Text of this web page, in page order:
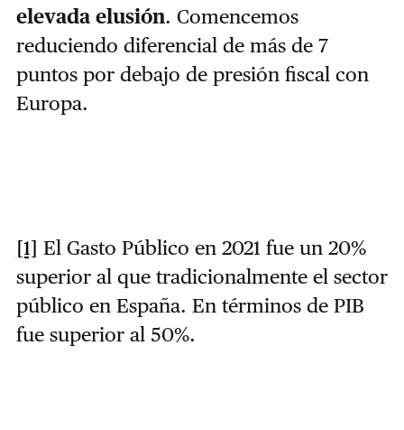
elevada elusión. Comencemos
reduciendo diferencial de más de 7
puntos por debajo de presión fiscal con
Europa.
[1] El Gasto Público en 2021 fue un 20%
superior al que tradicionalmente el sector
público en España. En términos de PIB
fue superior al 50%.